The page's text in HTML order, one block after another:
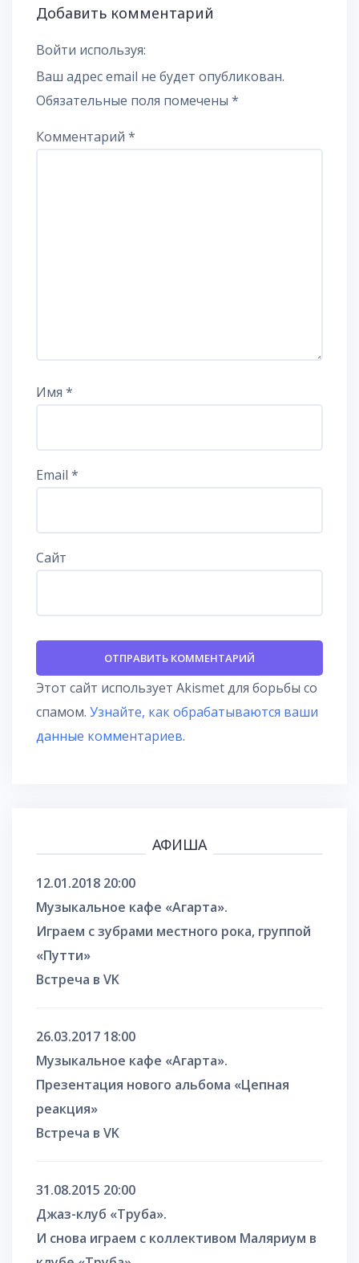
Добавить комментарий
Войти используя:
Ваш адрес email не будет опубликован.
Обязательные поля помечены *
Комментарий *
Имя *
Email *
Сайт
Этот сайт использует Akismet для борьбы со
спамом. Узнайте, как обрабатываются ваши
данные комментариев.
АФИША
12.01.2018 20:00
Музыкальное кафе «Агарта».
Играем с зубрами местного рока, группой
«Путти»
Встреча в VK
26.03.2017 18:00
Музыкальное кафе «Агарта».
Презентация нового альбома «Цепная
реакция»
Встреча в VK
31.08.2015 20:00
Джаз-клуб «Труба».
И снова играем с коллективом Маляриум в